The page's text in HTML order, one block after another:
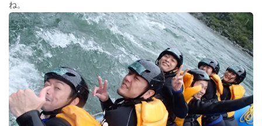
ね。